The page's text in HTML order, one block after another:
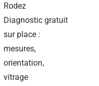
Rodez
Diagnostic gratuit
sur place :
mesures,
orientation,
vitrage